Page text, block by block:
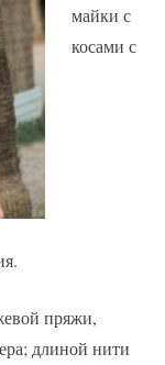
майки с
косами с
пряжи,
длиной нити